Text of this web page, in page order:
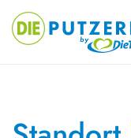
Skip
content